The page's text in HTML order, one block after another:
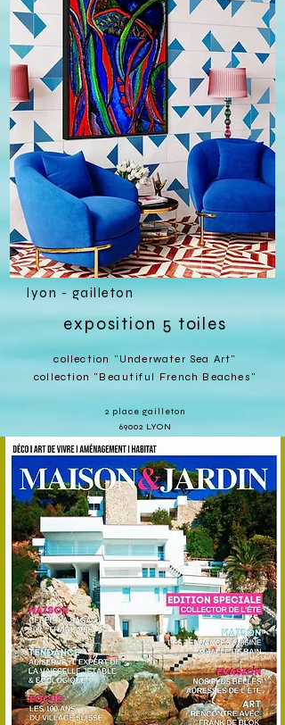
octobre2022
lyon - gailleton
exposition 5 toiles
collection "Underwater Sea Art"
collection " Beautiful French Beaches"
2 place gailleton
69002 LYON